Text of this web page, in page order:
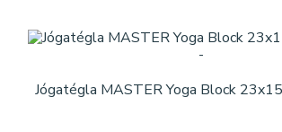
Jógatégla MASTER Yoga Block